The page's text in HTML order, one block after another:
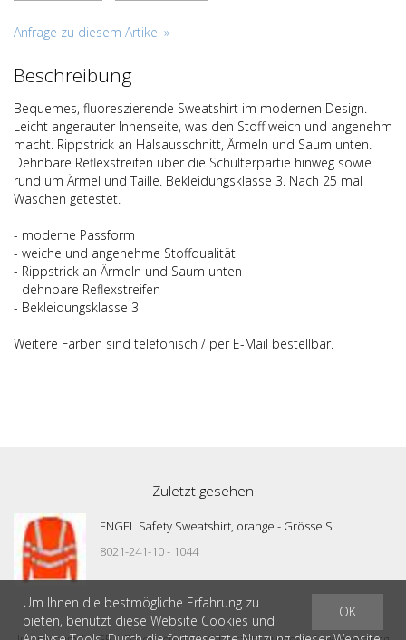
Anfrage zu diesem Artikel »
Beschreibung
Bequemes, fluoreszierende Sweatshirt im modernen Design.
Leicht angerauter Innenseite, was den Stoff weich und angenehm
macht. Rippstrick an Halsausschnitt, Ärmeln und Saum unten.
Dehnbare Reflexstreifen über die Schulterpartie hinweg sowie
rund um Ärmel und Taille. Bekleidungsklasse 3. Nach 25 mal
Waschen getestet.
- moderne Passform
- weiche und angenehme Stoffqualität
- Rippstrick an Ärmeln und Saum unten
- dehnbare Reflexstreifen
- Bekleidungsklasse 3
Weitere Farben sind telefonisch / per E-Mail bestellbar.
Zuletzt gesehen
ENGEL Safety Sweatshirt, orange - Grösse S
8021-241-10 - 1044
OK
Um Ihnen die bestmögliche Erfahrung zu
bieten, benutzt diese Website Cookies und